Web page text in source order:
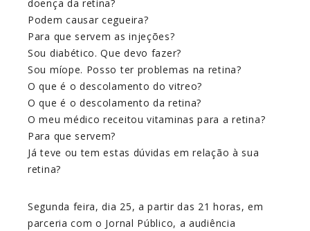
doença da retina?
Podem causar cegueira?
Para que servem as injeções?
Sou diabético. Que devo fazer?
Sou míope. Posso ter problemas na retina?
O que é o descolamento do vitreo?
O que é o descolamento da retina?
O meu médico receitou vitaminas para a retina?
Para que servem?
Já teve ou tem estas dúvidas em relação à sua
retina?
Segunda feira, dia 25, a partir das 21 horas, em
parceria com o Jornal Público, a audiência